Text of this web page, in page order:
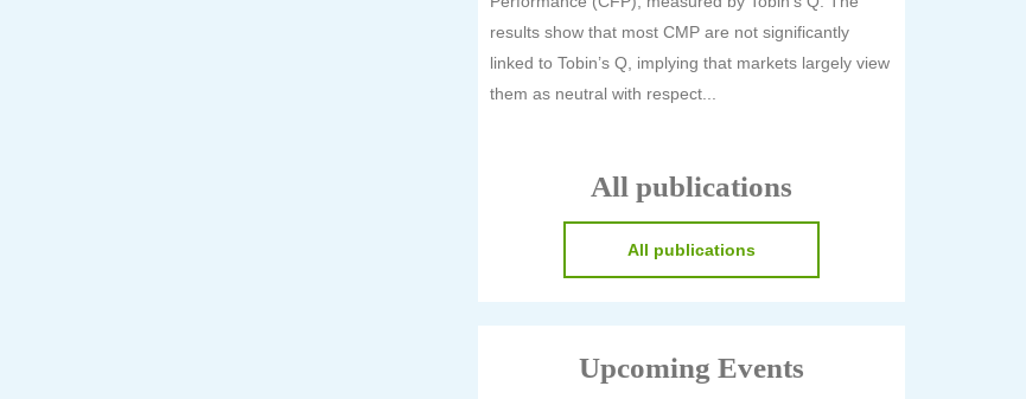
results show that most CMP are not significantly
linked to Tobin’s Q, implying that markets largely view
them as neutral with respect...
All publications
All publications
Upcoming Events